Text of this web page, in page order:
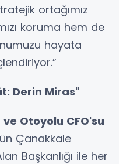
ortağımız
koruma hem de
hayata
Derin Miras"
ve Otoyolu CFO'su
Çanakkale
Başkanlığı ile her